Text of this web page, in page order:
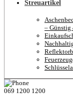
Streuartikel
– Günstig
069 1200 1200